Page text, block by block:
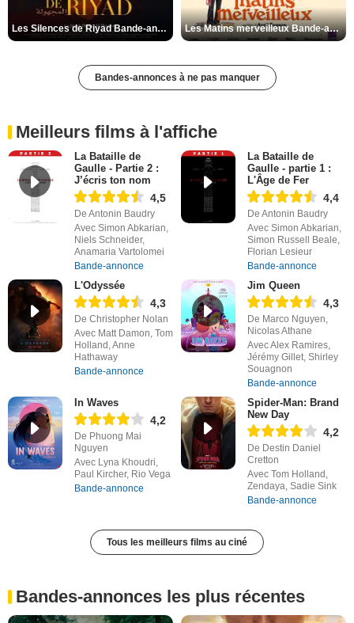
Les Silences de Riyad Bande-annonce VO STFR Les Matins merveilleux Bande-annonce VF
Bandes-annonces à ne pas manquer
Meilleurs films à l'affiche
La Bataille de
Gaulle - Partie 2 :
J’écris ton nom
4,5
De Antonin Baudry
Avec Simon Abkarian,
Niels Schneider,
Anamaria Vartolomei
Bande-annonce
La Bataille de
Gaulle - partie 1 :
L'Âge de Fer
4,4
De Antonin Baudry
Avec Simon Abkarian,
Simon Russell Beale,
Florian Lesieur
Bande-annonce
L'Odyssée
4,3
De Christopher Nolan
Avec Matt Damon, Tom
Holland, Anne
Hathaway
Bande-annonce
Jim Queen
4,3
De Marco Nguyen,
Nicolas Athane
Avec Alex Ramires,
Jérémy Gillet, Shirley
Souagnon
Bande-annonce
In Waves
4,2
De Phuong Mai
Nguyen
Avec Lyna Khoudri,
Paul Kircher, Rio Vega
Bande-annonce
Spider-Man: Brand
New Day
4,2
De Destin Daniel
Cretton
Avec Tom Holland,
Zendaya, Sadie Sink
Bande-annonce
Tous les meilleurs films au ciné
Bandes-annonces les plus récentes